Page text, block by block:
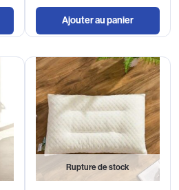
Ajouter au panier
Rupture de stock